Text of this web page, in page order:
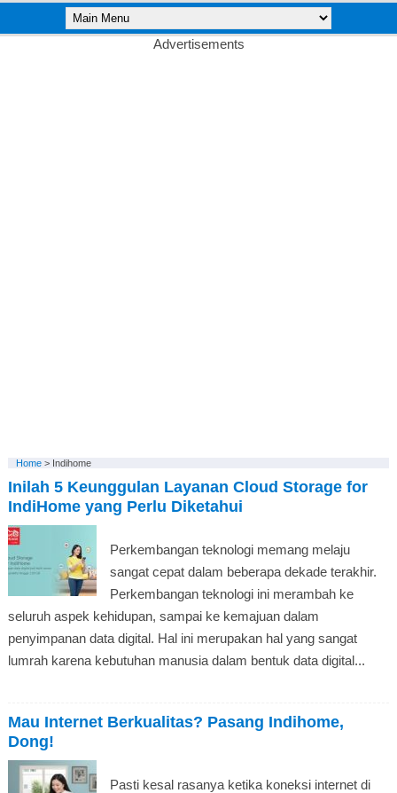
Advertisements
Home> Indihome
Inilah 5 Keunggulan Layanan Cloud Storage for
IndiHome yang Perlu Diketahui
Perkembangan teknologi memang melaju
sangat cepat dalam beberapa dekade terakhir.
Perkembangan teknologi ini merambah ke
seluruh aspek kehidupan, sampai ke kemajuan dalam
penyimpanan data digital. Hal ini merupakan hal yang sangat
lumrah karena kebutuhan manusia dalam bentuk data digital...
Mau Internet Berkualitas? Pasang Indihome,
Dong!
Pasti kesal rasanya ketika koneksi internet di